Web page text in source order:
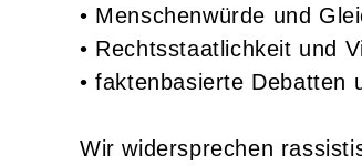
• Menschenwürde und
• Rechtsstaatlichkeit und
•faktenbasierte Debatten
Wir widersprechen